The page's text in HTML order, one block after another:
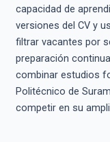
capacidad de
versiones del CV y
filtrar vacantes por
preparación
combinar estudios
Politécnico de
competir en su